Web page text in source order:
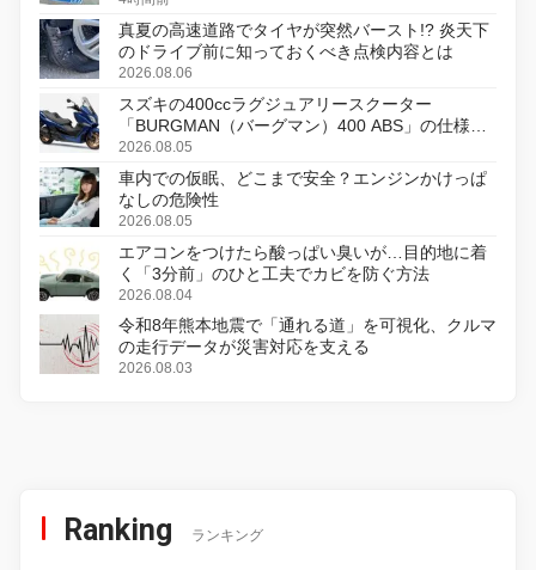
真夏の高速道路でタイヤが突然バースト!? 炎天下
のドライブ前に知っておくべき点検内容とは
2026.08.06
スズキの400ccラグジュアリースクーター
「BURGMAN（バーグマン）400 ABS」の仕様を
変更し、8月18日に発売
2026.08.05
車内での仮眠、どこまで安全？エンジンかけっぱ
なしの危険性
2026.08.05
エアコンをつけたら酸っぱい臭いが…目的地に着
く「3分前」のひと工夫でカビを防ぐ方法
2026.08.04
令和8年熊本地震で「通れる道」を可視化、クルマ
の走行データが災害対応を支える
2026.08.03
Ranking ランキング